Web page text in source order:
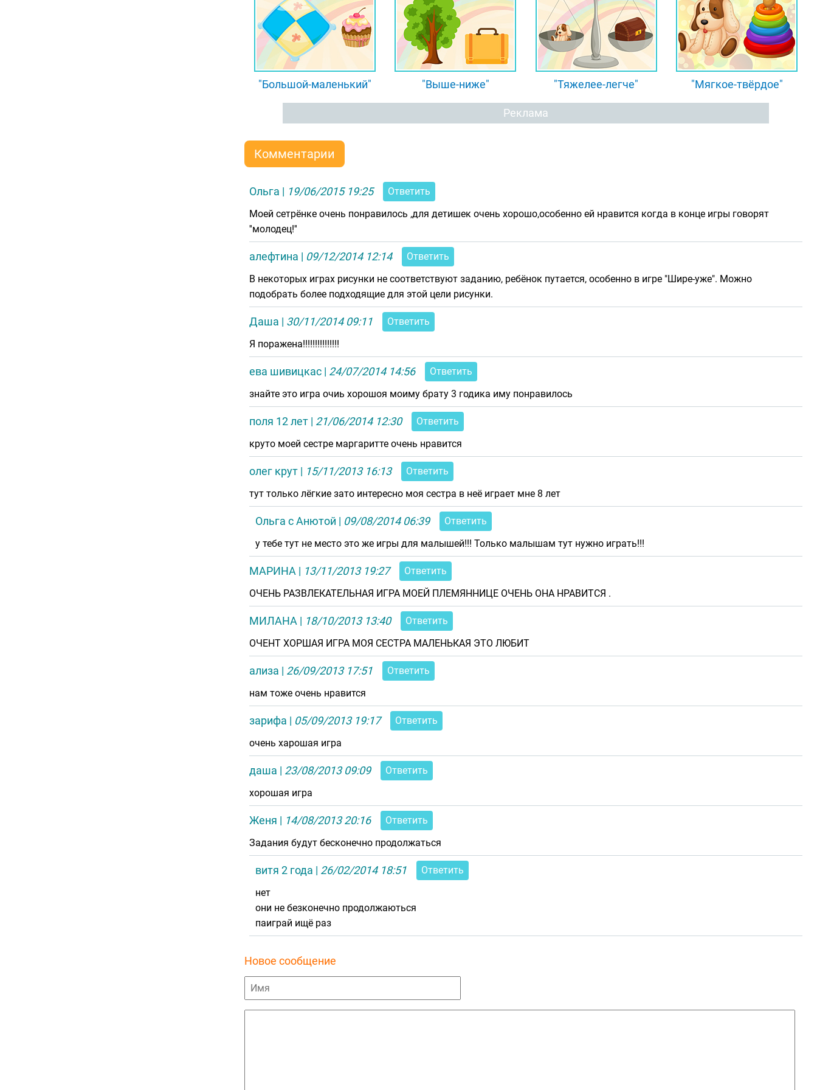
"Большой-маленький" "Выше-ниже" "Тяжелее-легче" "Мягкое-твёрдое"
Реклама
Комментарии
Ольга | 19/06/2015 19:25
Ответить
Моей сетрёнке очень понравилось ,для детишек очень хорошо,особенно ей нравится когда в конце игры говорят
''молодец!''
алефтина | 09/12/2014 12:14
Ответить
В некоторых играх рисунки не соответствуют заданию, ребёнок путается, особенно в игре "Шире-уже". Можно
подобрать более подходящие для этой цели рисунки.
Даша | 30/11/2014 09:11
Ответить
Я поражена!!!!!!!!!!!!!!!
ева шивицкас | 24/07/2014 14:56
Ответить
знайте это игра очиь хорошоя моиму брату 3 годика иму понравилось
поля 12 лет | 21/06/2014 12:30
Ответить
круто моей сестре маргаритте очень нравится
олег крут | 15/11/2013 16:13
Ответить
тут только лёгкие зато интересно моя сестра в неё играет мне 8 лет
Ольга с Анютой | 09/08/2014 06:39
Ответить
у тебе тут не место это же игры для малышей!!! Только малышам тут нужно играть!!!
МАРИНА | 13/11/2013 19:27
Ответить
ОЧЕНЬ РАЗВЛЕКАТЕЛЬНАЯ ИГРА МОЕЙ ПЛЕМЯННИЦЕ ОЧЕНЬ ОНА НРАВИТСЯ .
МИЛАНА | 18/10/2013 13:40
Ответить
ОЧЕНТ ХОРШАЯ ИГРА МОЯ СЕСТРА МАЛЕНЬКАЯ ЭТО ЛЮБИТ
ализа | 26/09/2013 17:51
Ответить
нам тоже очень нравится
зарифа | 05/09/2013 19:17
Ответить
очень харошая игра
даша | 23/08/2013 09:09
Ответить
хорошая игра
Женя | 14/08/2013 20:16
Ответить
Задания будут бесконечно продолжаться
витя 2 года | 26/02/2014 18:51
Ответить
нет
они не безконечно продолжаються
паиграй ищё раз
Новое сообщение